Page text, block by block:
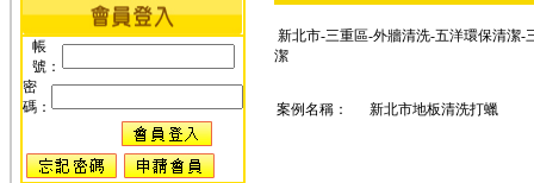
帳
號：
密
碼：
新北市-三重區-外牆清洗-五洋環保清潔-
潔
案例名稱： 新北市地板清洗打蠟